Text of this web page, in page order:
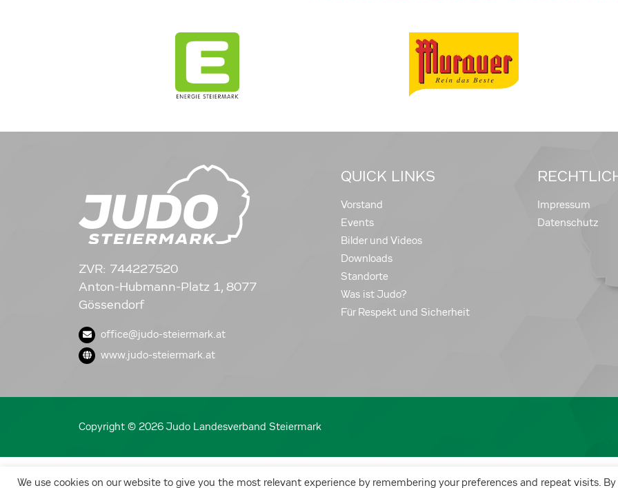
We use cookies on our website to give you the most relevant experience by remembering your preferences and repeat visits. By
ZVR: 744227520
Anton-Hubmann-Platz 1, 8077
Gössendorf
office@judo-steiermark.at
www.judo-steiermark.at
QUICK LINKS
Vorstand
Events
Bilder und Videos
Downloads
Standorte
Was ist Judo?
Für Respekt und Sicherheit
Impressum
Datenschutz
Copyright © 2026 Judo Landesverband Steiermark